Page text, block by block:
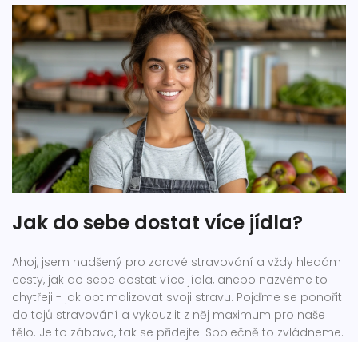
Jak do sebe dostat více jídla?
Ahoj, jsem nadšený pro zdravé stravování a vždy hledám
cesty, jak do sebe dostat více jídla, anebo nazvěme to
chytřeji - jak optimalizovat svoji stravu. Pojďme se ponořit
do tajů stravování a vykouzlit z něj maximum pro naše
tělo. Je to zábava, tak se přidejte. Společně to zvládneme.